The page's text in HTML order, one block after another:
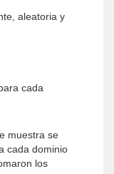
aleatoria y
cada
muestra se
cada dominio
los